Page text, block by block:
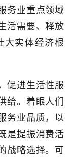
务业重点领域
活需要、释放
大实体经济根
进生活性服
给。着眼人们
务业品质，以
是提振消费活
战略选择。可